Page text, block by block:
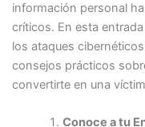
información personal
críticos. En esta
los ataques
consejos prácticos
convertirte en una
Conoce a tu